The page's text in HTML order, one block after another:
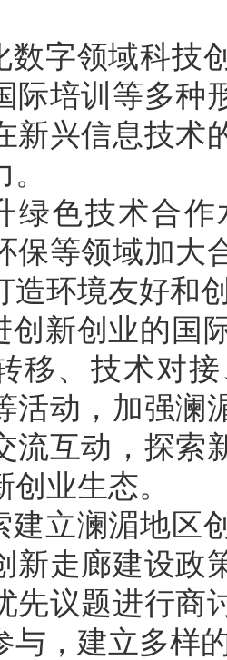
数字领域科技
际培训等多种
新兴信息技术
绿色技术合
保等领域加大
造环境友好和
创新创业的国
移、技术对
活动，加强澜
流互动，探索
业生态。
建立澜湄地区
新走廊建设政
先议题进行商
与，建立多样